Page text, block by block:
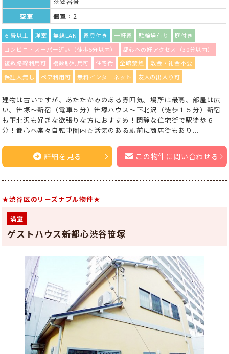
空室
個室：2
６畳以上 洋室 無線LAN 家具付き 一軒家 駐輪場有り
庭付き
コンビニ・スーパー近い（徒歩5分以内）
都心への好アクセス（30分以内）
複数路線利用可
複数駅利用可 住宅街 全館禁煙
敷金・礼金不要
保証人無し
ペア利用可 無料インターネット 友人の出入り可
建物は古いですが、あたたかみのある雰囲気。場所は最高、部屋は広
い。笹塚～新宿（電車５分）笹塚ハウス～下北沢（徒歩１５分）新宿
も下北沢も好きな欲張りな方におすすめ！閑静な住宅街で駅徒歩６
分！都心へ楽々自転車圏内☆活気のある駅前に商店街もあり...
詳細を見る この物件に問い合わせる
★渋谷区のリーズナブル物件★
満室
ゲストハウス新都心渋谷笹塚